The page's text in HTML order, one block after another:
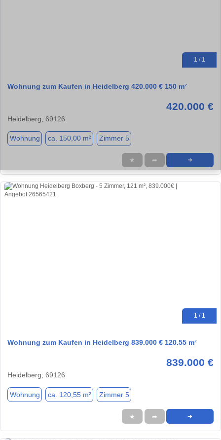
1 / 1
Wohnung zum Kaufen in Heidelberg 420.000 € 150 m²
420.000 €
Heidelberg, 69126
Wohnung ca. 150,00 m² Zimmer 5
★ ➦ ➜
1 / 1
Wohnung zum Kaufen in Heidelberg 839.000 € 120.55 m²
839.000 €
Heidelberg, 69126
Wohnung ca. 120,55 m² Zimmer 5
★ ➦ ➜